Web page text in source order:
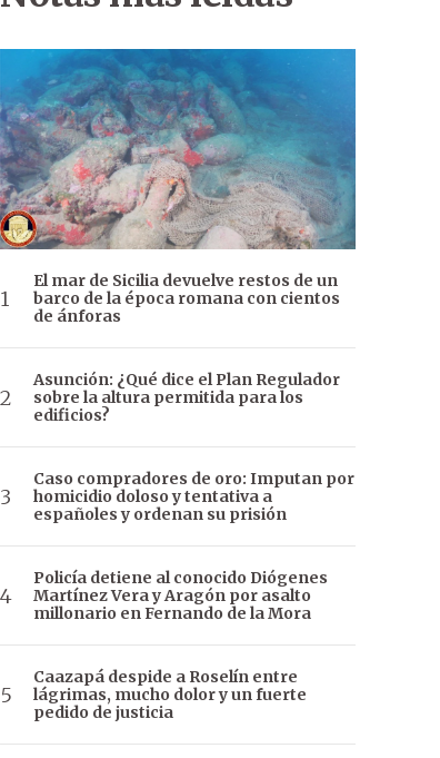
El mar de Sicilia devuelve restos de un
barco de la época romana con cientos
de ánforas
Asunción: ¿Qué dice el Plan Regulador
sobre la altura permitida para los
edificios?
Caso compradores de oro: Imputan por
homicidio doloso y tentativa a
españoles y ordenan su prisión
Policía detiene al conocido Diógenes
Martínez Vera y Aragón por asalto
millonario en Fernando de la Mora
Caazapá despide a Roselín entre
lágrimas, mucho dolor y un fuerte
pedido de justicia